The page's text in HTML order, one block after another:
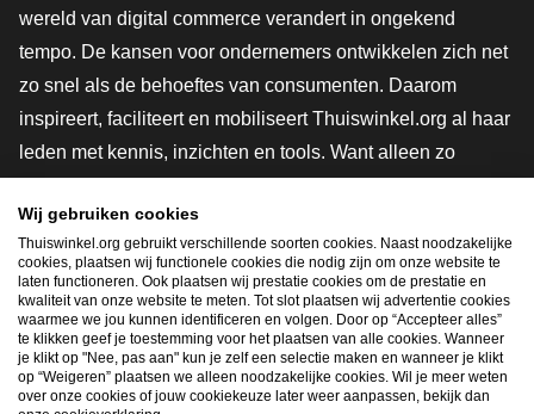
wereld van digital commerce verandert in ongekend
tempo. De kansen voor ondernemers ontwikkelen zich net
zo snel als de behoeftes van consumenten. Daarom
inspireert, faciliteert en mobiliseert Thuiswinkel.org al haar
leden met kennis, inzichten en tools. Want alleen zo
innovatievere toekomst. Dus groei ook mee en maak
shoppen slimmer.
Lid worden
Snel navigeren
Wij gebruiken cookies
Thuiswinkel.org gebruikt verschillende soorten cookies. Naast noodzakelijke
cookies, plaatsen wij functionele cookies die nodig zijn om onze website te
laten functioneren. Ook plaatsen wij prestatie cookies om de prestatie en
kwaliteit van onze website te meten. Tot slot plaatsen wij advertentie cookies
waarmee we jou kunnen identificeren en volgen. Door op “Accepteer alles”
te klikken geef je toestemming voor het plaatsen van alle cookies. Wanneer
je klikt op "Nee, pas aan" kun je zelf een selectie maken en wanneer je klikt
op “Weigeren” plaatsen we alleen noodzakelijke cookies. Wil je meer weten
over onze cookies of jouw cookiekeuze later weer aanpassen, bekijk dan